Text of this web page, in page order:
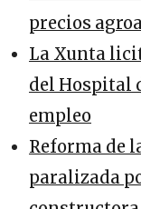
precios
La Xunta
del Hospital
empleo
Reforma de
paralizada